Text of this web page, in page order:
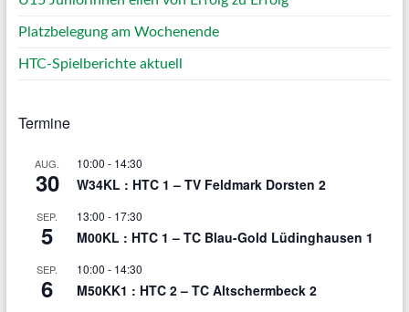
Platzbelegung am Wochenende
HTC-Spielberichte aktuell
Termine
AUG.
30
10:00 - 14:30
W34KL : HTC 1 – TV Feldmark Dorsten 2
SEP.
5
13:00 - 17:30
M00KL : HTC 1 – TC Blau-Gold Lüdinghausen 1
SEP.
6
10:00 - 14:30
M50KK1 : HTC 2 – TC Altschermbeck 2